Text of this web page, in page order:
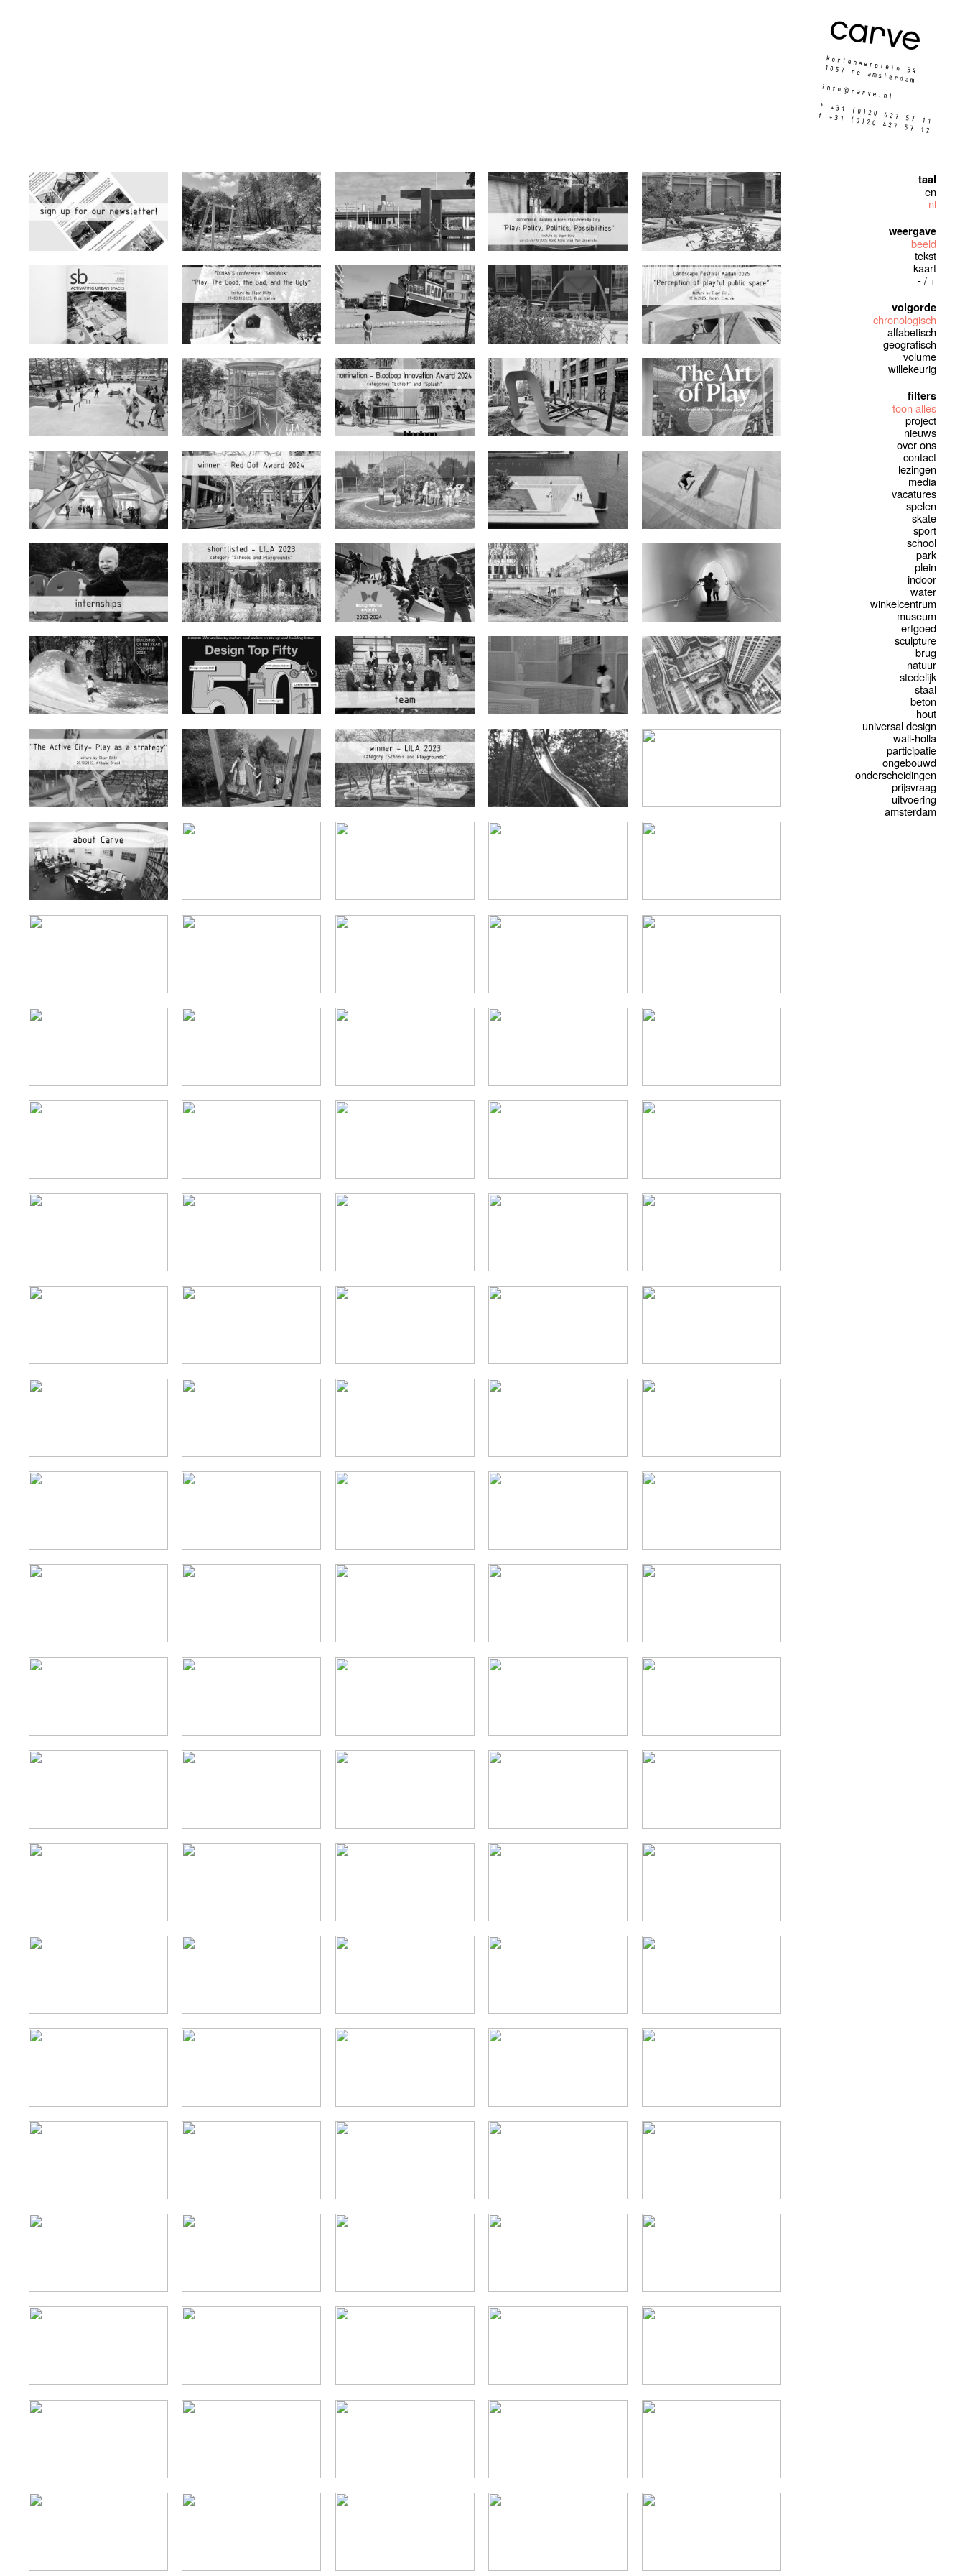
taal
en
nl
weergave
beeld
tekst
kaart
-/ +
volgorde
chronologisch
alfabetisch
geografisch
volume
willekeurig
filters
toon alles
project
nieuws
over ons
contact
lezingen
media
vacatures
spelen
skate
sport
school
park
plein
indoor
water
winkelcentrum
museum
erfgoed
sculpture
brug
natuur
stedelijk
staal
beton
hout
universal design
wall-holla
participatie
ongebouwd
onderscheidingen
prijsvraag
uitvoering
amsterdam